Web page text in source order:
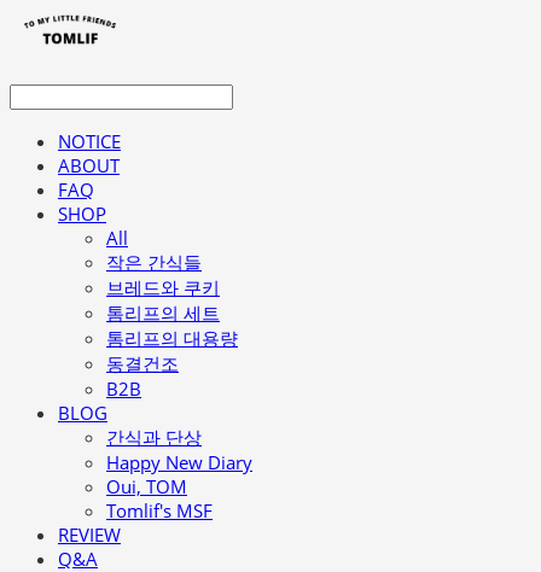
NOTICE
ABOUT
FAQ
SHOP
All
작은 간식들
브레드와 쿠키
톰리프의 세트
톰리프의 대용량
동결건조
B2B
BLOG
간식과 단상
Happy New Diary
Oui, TOM
Tomlif's MSF
REVIEW
Q&A